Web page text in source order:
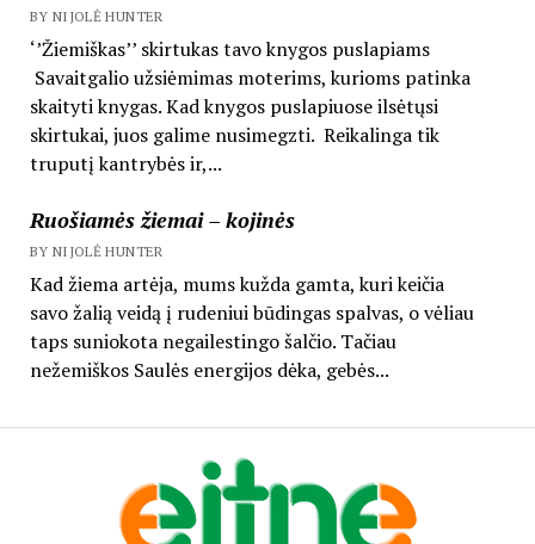
BY NIJOLĖ HUNTER
‘’Žiemiškas’’ skirtukas tavo knygos puslapiams
Savaitgalio užsiėmimas moterims, kurioms patinka
skaityti knygas. Kad knygos puslapiuose ilsėtųsi
skirtukai, juos galime nusimegzti. Reikalinga tik
truputį kantrybės ir,...
Ruošiamės žiemai – kojinės
BY NIJOLĖ HUNTER
Kad žiema artėja, mums kužda gamta, kuri keičia
savo žalią veidą į rudeniui būdingas spalvas, o vėliau
taps suniokota negailestingo šalčio. Tačiau
nežemiškos Saulės energijos dėka, gebės...